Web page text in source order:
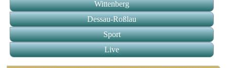
Wittenberg
Dessau-Roßlau
Sport
Live